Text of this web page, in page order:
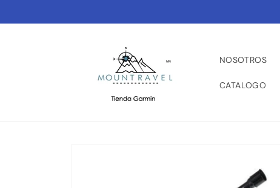
al contenido
NOSOTROS
CATALOGO